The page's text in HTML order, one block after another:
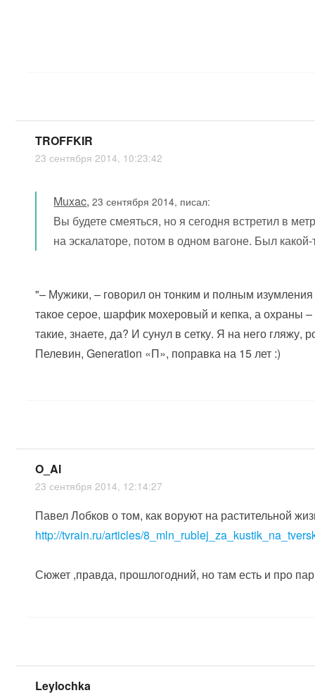
TROFFKIR
23 сентября 2014, 10:23:42
Muxac,23 сентября 2014, писал:
Вы будете смеяться, но я сегодня встретил в
на эскалаторе, потом в одном вагоне. Был
"– Мужики, – говорил он тонким и полным
такое серое, шарфик мохеровый и кепка, а охраны
такие, знаете, да? И сунул в сетку. Я на него
Пелевин, Generation «П», поправка на 15 лет :)
O_Al
23 сентября 2014, 12:14:27
Павел Лобков о том, как воруют на растительной
http://tvrain.ru/articles/
Сюжет ,правда, прошлогодний, но там есть и про
Leylochka